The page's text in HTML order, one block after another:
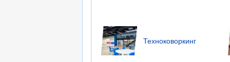
Техноковоркинг